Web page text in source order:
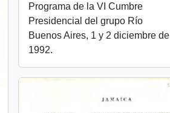
Programa de la VI Cumbre
Presidencial del grupo Río
Buenos Aires, 1 y 2 diciembre de
1992.